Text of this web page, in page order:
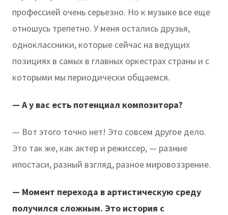
профессией очень серьезно. Но к музыке все еще
отношусь трепетно. У меня остались друзья,
одноклассники, которые сейчас на ведущих
позициях в самых в главных оркестрах страны и с
которыми мы периодически общаемся.
— А у вас есть потенциал композитора?
— Вот этого точно нет! Это совсем другое дело.
Это так же, как актер и режиссер, — разные
ипостаси, разный взгляд, разное мировоззрение.
— Момент перехода в артистическую среду
получился сложным. Это история с